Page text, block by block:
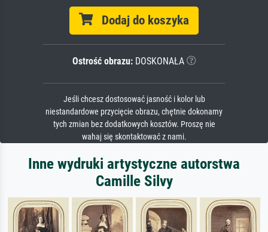
Dodaj do koszyka
Ostrość obrazu:DOSKONAŁA
Jeśli chcesz dostosować jasność i kolor lub
niestandardowe przycięcie obrazu, chętnie dokonamy
tych zmian bez dodatkowych kosztów. Proszę nie
wahaj się skontaktować z nami.
Inne wydruki artystyczne autorstwa
Camille Silvy